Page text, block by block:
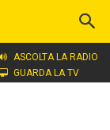
ASCOLTA LA RADIO
GUARDA LA TV